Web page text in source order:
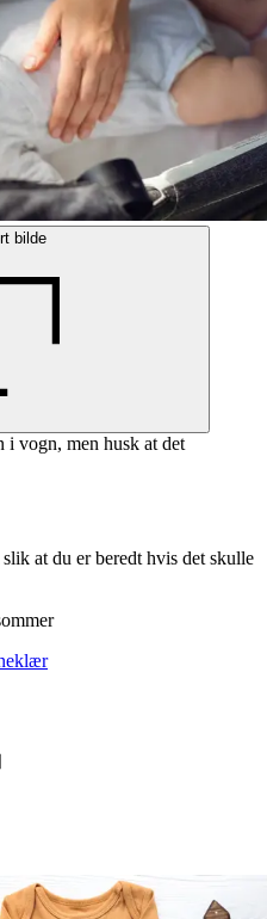
bilde
i vogn, men husk at det
at du er beredt hvis det skulle